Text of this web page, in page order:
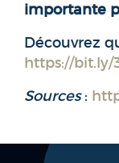
importante
Découvrez
https://bit.ly/
Sources: